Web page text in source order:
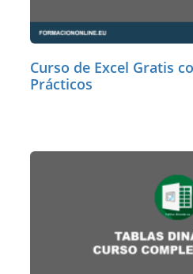
Curso de Excel Gratis
Prácticos